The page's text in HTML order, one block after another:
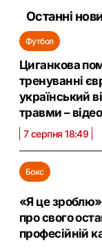
Останні
Футбол
Циганкова
тренуванні
український
травми – відео
7 серпня 18:49
Бокс
«Я це
про свого
професійній